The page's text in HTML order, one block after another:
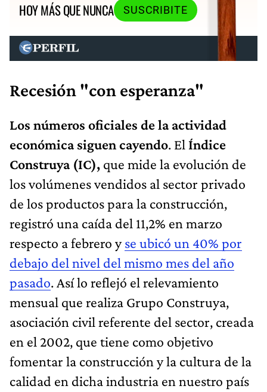
HOY MÁS QUE NUNCA
SUSCRIBITE
Recesión "con esperanza"
Los números oficiales de la actividad
económica siguen cayendo. El Índice
Construya (IC), que mide la evolución de
los volúmenes vendidos al sector privado
de los productos para la construcción,
registró una caída del 11,2% en marzo
respecto a febrero yse ubicó un 40% por
debajo del nivel del mismo mes del año
pasado. Así lo reflejó el relevamiento
mensual que realiza Grupo Construya,
asociación civil referente del sector, creada
en el 2002, que tiene como objetivo
fomentar la construcción y la cultura de la
calidad en dicha industria en nuestro país